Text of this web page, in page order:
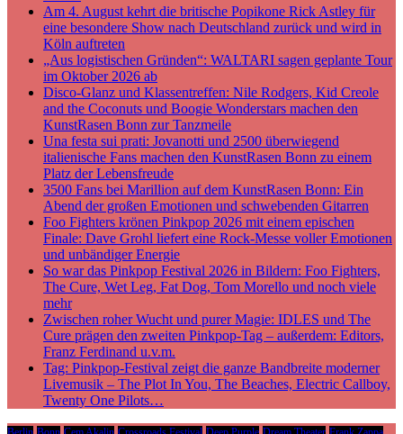
Am 4. August kehrt die britische Popikone Rick Astley für
eine besondere Show nach Deutschland zurück und wird in
Köln auftreten
„Aus logistischen Gründen“: WALTARI sagen geplante Tour
im Oktober 2026 ab
Disco-Glanz und Klassentreffen: Nile Rodgers, Kid Creole
and the Coconuts und Boogie Wonderstars machen den
KunstRasen Bonn zur Tanzmeile
Una festa sui prati: Jovanotti und 2500 überwiegend
italienische Fans machen den KunstRasen Bonn zu einem
Platz der Lebensfreude
3500 Fans bei Marillion auf dem KunstRasen Bonn: Ein
Abend der großen Emotionen und schwebenden Gitarren
Foo Fighters krönen Pinkpop 2026 mit einem epischen
Finale: Dave Grohl liefert eine Rock-Messe voller Emotionen
und unbändiger Energie
So war das Pinkpop Festival 2026 in Bildern: Foo Fighters,
The Cure, Wet Leg, Fat Dog, Tom Morello und noch viele
mehr
Zwischen roher Wucht und purer Magie: IDLES und The
Cure prägen den zweiten Pinkpop-Tag – außerdem: Editors,
Franz Ferdinand u.v.m.
Tag: Pinkpop-Festival zeigt die ganze Bandbreite moderner
Livemusik – The Plot In You, The Beaches, Electric Callboy,
Twenty One Pilots…